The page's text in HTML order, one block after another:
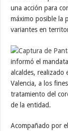
una acción para
máximo posible la
variantes en
informó el
alcaldes, realizado
Valencia, a los
tratamiento del
de la entidad.
Acompañado por